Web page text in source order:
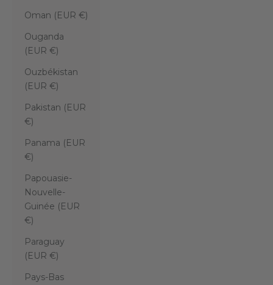
Oman (EUR €)
Ouganda
(EUR €)
Ouzbékistan
(EUR €)
Pakistan (EUR
€)
Panama (EUR
€)
Papouasie-
Nouvelle-
Guinée (EUR
€)
Paraguay
(EUR €)
Pays-Bas